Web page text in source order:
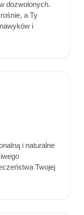
dozwolonych.
a Ty
i
i naturalne
Twojej